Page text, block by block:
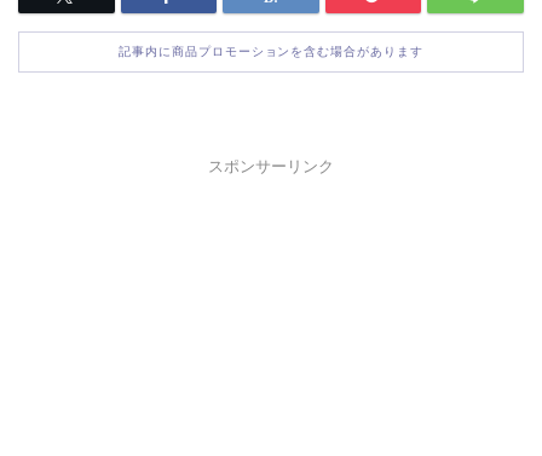
記事内に商品プロモーションを含む場合があります
スポンサーリンク